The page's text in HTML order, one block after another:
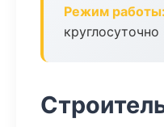
Режим работы:
круглосуточно